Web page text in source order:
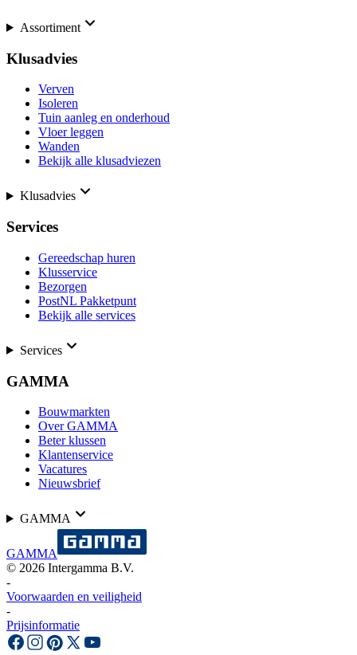
Assortiment
Klusadvies
Verven
Isoleren
Tuin aanleg en onderhoud
Vloer leggen
Wanden
Bekijk alle klusadviezen
Klusadvies
Services
Gereedschap huren
Klusservice
Bezorgen
PostNL Pakketpunt
Bekijk alle services
Services
GAMMA
Bouwmarkten
Over GAMMA
Beter klussen
Klantenservice
Vacatures
Nieuwsbrief
GAMMA
GAMMA
© 2026 Intergamma B.V.
-
Voorwaarden en veiligheid
-
Prijsinformatie